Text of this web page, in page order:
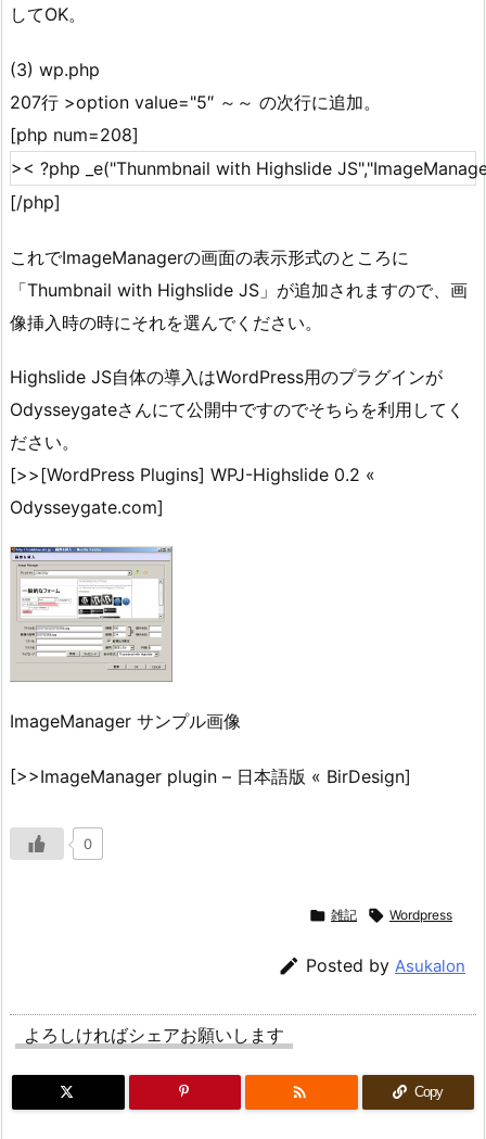
してOK。
(3) wp.php
207行 >option value="5″ ～～ の次行に追加。
[php num=208]
[/php]
これでImageManagerの画面の表示形式のところに
「Thumbnail with Highslide JS」が追加されますので、画
像挿入時の時にそれを選んでください。
Highslide JS自体の導入はWordPress用のプラグインが
Odysseygateさんにて公開中ですのでそちらを利用してく
ださい。
[>>[WordPress Plugins] WPJ-Highslide 0.2 «
Odysseygate.com]
ImageManager サンプル画像
[>>ImageManager plugin – 日本語版 « BirDesign]
0
 雑記  Wordpress
 Posted by Asukalon
よろしければシェアお願いします
 Copy